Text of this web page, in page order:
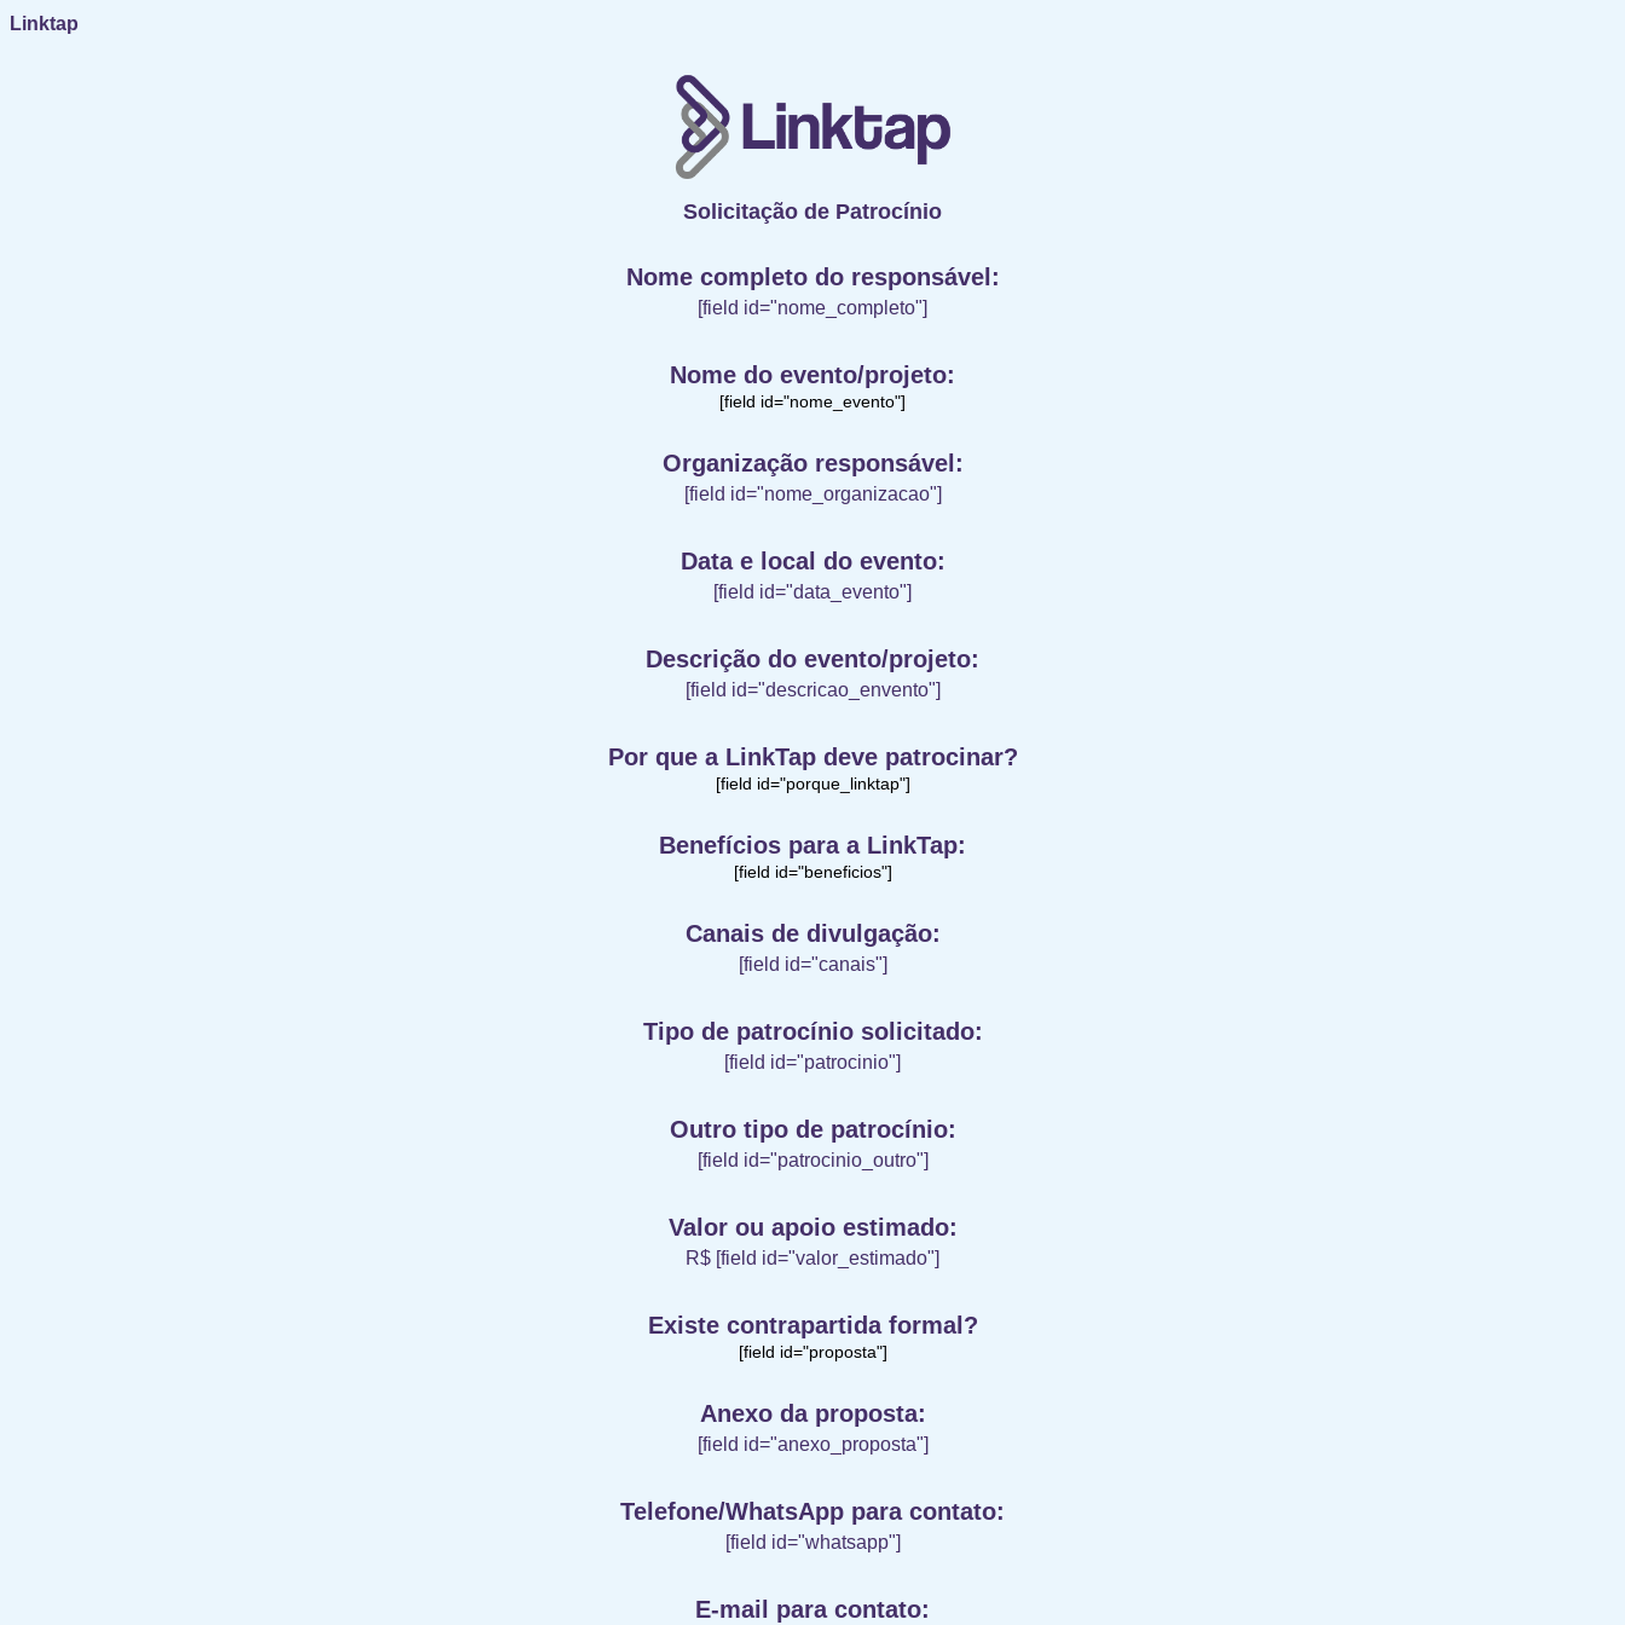
Linktap
Solicitação de Patrocínio
Nome completo do responsável:
[field id="nome_completo"]
Nome do evento/projeto:
[field id="nome_evento"]
Organização responsável:
[field id="nome_organizacao"]
Data e local do evento:
[field id="data_evento"]
Descrição do evento/projeto:
[field id="descricao_envento"]
Por que a LinkTap deve patrocinar?
[field id="porque_linktap"]
Benefícios para a LinkTap:
[field id="beneficios"]
Canais de divulgação:
[field id="canais"]
Tipo de patrocínio solicitado:
[field id="patrocinio"]
Outro tipo de patrocínio:
[field id="patrocinio_outro"]
Valor ou apoio estimado:
R$ [field id="valor_estimado"]
Existe contrapartida formal?
[field id="proposta"]
Anexo da proposta:
[field id="anexo_proposta"]
Telefone/WhatsApp para contato:
[field id="whatsapp"]
E-mail para contato: